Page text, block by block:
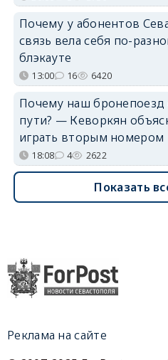
Почему у абонентов
связь вела себя по-
блэкауте
13:00 16 6420
Почему наш бронепоезд
пути? — Кеворкян
играть вторым номером
18:08 4 2622
Показать
Реклама на сайте